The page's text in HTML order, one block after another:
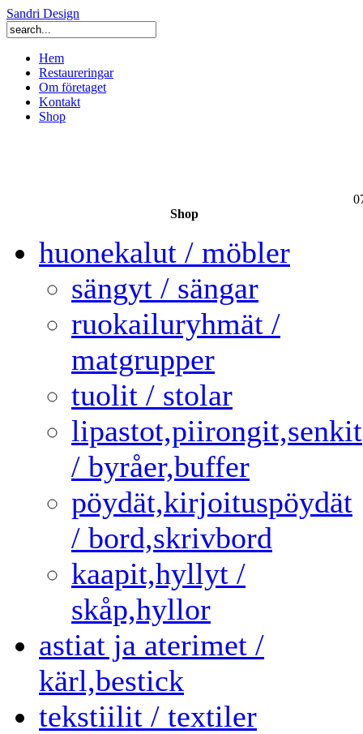
Sandri Design
Hem
Restaureringar
Om företaget
Kontakt
Shop
Shop
huonekalut / möbler
sängyt / sängar
ruokailuryhmät /
matgrupper
tuolit / stolar
lipastot,piirongit,senkit
/ byråer,buffer
pöydät,kirjoituspöydät
/ bord,skrivbord
kaapit,hyllyt /
skåp,hyllor
astiat ja aterimet /
kärl,bestick
tekstiilit / textiler